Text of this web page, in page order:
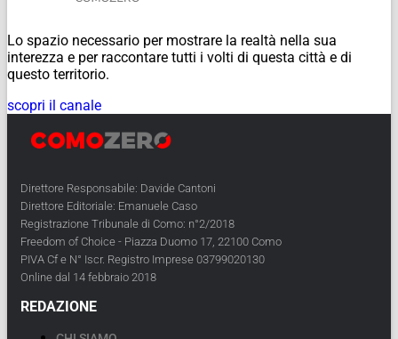
Lo spazio necessario per mostrare la realtà nella sua
interezza e per raccontare tutti i volti di questa città e di
questo territorio.
scopri il canale
Direttore Responsabile: Davide Cantoni
Direttore Editoriale: Emanuele Caso
Registrazione Tribunale di Como: n°2/2018
Freedom of Choice - Piazza Duomo 17, 22100 Como
PIVA Cf e N° Iscr. Registro Imprese 03799020130
Online dal 14 febbraio 2018
REDAZIONE